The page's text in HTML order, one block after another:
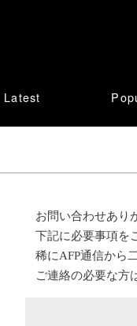
Latest
お問い合わせあり
下記に必要事項を
稀にAFP通信から
ご連絡の必要な方